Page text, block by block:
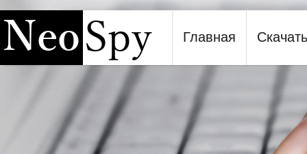
Программа шпион NeoSpy
Главная Скачать